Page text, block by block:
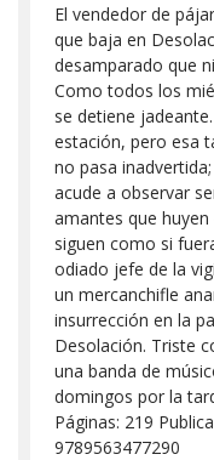
El vendedor de
que baja en
desamparado que
Como todos los
se detiene
estación, pero esa
no pasa
acude a observar
amantes que
siguen como si
odiado jefe de la
un mercanchifle
insurrección en la
Desolación. Triste
una banda de
domingos por la
Páginas: 219
9789563477290